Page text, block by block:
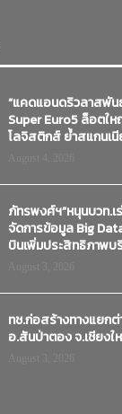
“แคดแอนดริวลาสพัน
Super Euro5 ล็อตใ
โลจิสติกส์ ย้ำสแกนเ
ภัทรพงศ์ฯ”หนุนบวท.
จัดการข้อมูล Big
บินเพิ่มประสิทธิภาพบ
ทช.ก่อสร้างทางแยก
อ.สันป่าตอง จ.เชียง